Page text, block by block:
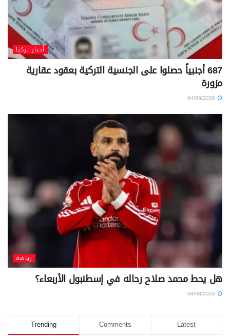
أخبار تركيا
687 أجنبياً حصلوا على الجنسية التركية بعقود عقارية
مزورة
رياضة
هل يحط محمد صلاح رحاله في إسطنبول الأربعاء؟
Trending Comments Latest